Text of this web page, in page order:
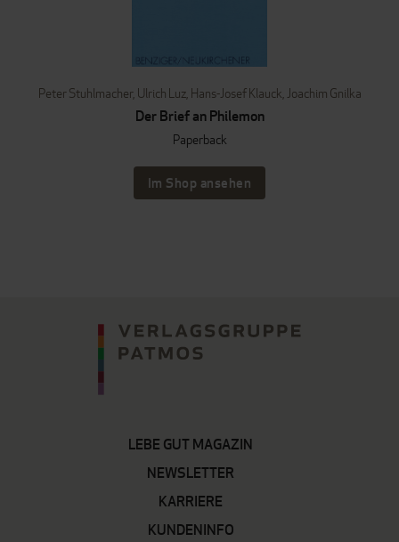
Peter Stuhlmacher, Ulrich Luz, Hans-Josef Klauck, Joachim Gnilka
Der Brief an Philemon
Paperback
Im Shop ansehen
LEBE GUT MAGAZIN
NEWSLETTER
KARRIERE
KUNDENINFO